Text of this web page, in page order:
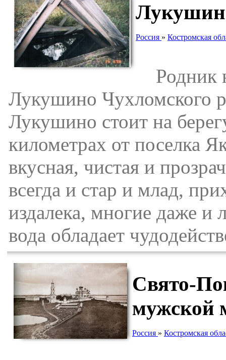
Россия » Костромская
Родник
Лукушино Чухломского
Лукушино стоит на
километрах от поселка
вкусная, чистая и
всегда и стар и млад,
издалека, многие даже и
вода обладает
Свято-
мужской
Россия » Костромская